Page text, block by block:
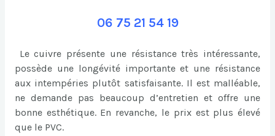
06 75 21 54 19
Le cuivre présente une résistance très intéressante,
possède une longévité importante et une résistance
aux intempéries plutôt satisfaisante. Il est malléable,
ne demande pas beaucoup d’entretien et offre une
bonne esthétique. En revanche, le prix est plus élevé
que le PVC.